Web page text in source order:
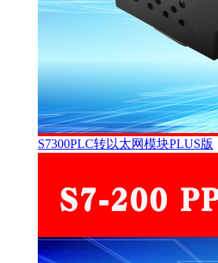
S7300PLC转以太网模块PLUS版